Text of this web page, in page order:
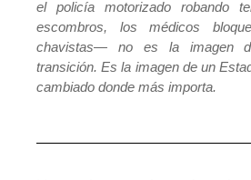
el policía motorizado robando
escombros, los médicos
chavistas— no es la imagen
transición. Es la imagen de un
cambiado donde más importa.